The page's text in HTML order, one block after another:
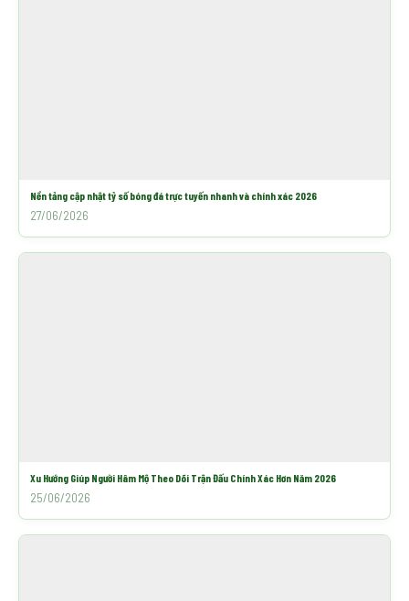
Nền tảng cập nhật tỷ số bóng đá trực tuyến nhanh và chính xác 2026
27/06/2026
Xu Hướng Giúp Người Hâm Mộ Theo Dõi Trận Đấu Chính Xác Hơn Năm 2026
25/06/2026